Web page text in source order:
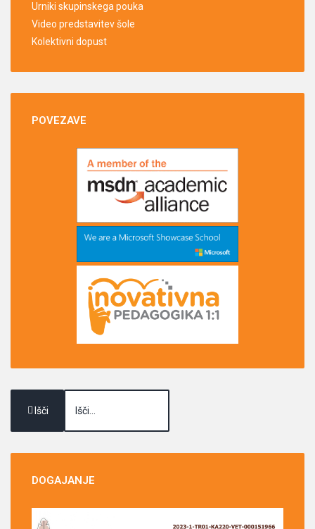
Urniki skupinskega pouka
Video predstavitev šole
Kolektivni dopust
POVEZAVE
Išči
DOGAJANJE